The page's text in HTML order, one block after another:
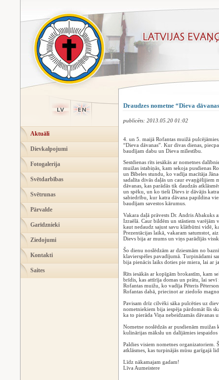
Aktuāli
Dievkalpojumi
Fotogalerija
Svētdarbības
Svētrunas
Pārvalde
Garīdznieki
Ziedojumi
Kontakti
Saites
Draudzes nometne “Dieva
publicēts: 2013.05.20 01:02
4. un 5. maijā Rofantas muižā
“Dieva dāvanas”. Kur divas dienas,
baudījam dabu un Dieva mīlestību.
Sestdienas rīts iesākās ar nometnes
muižas istabiņās, kam sekoja pusdienas
un Bībeles stundu, ko vadīja macītāja
sadalīta divās daļās un caur evaņģēlijiem
dāvanas, kas parādās tik daudzās
un spēku, un ko tieši Dievs ir dāvājis
sabiedrību, kur katra dāvana papildina
baudījam savestos kārumus.
Vakara daļā prāvests Dr. Andris Abakuks
Izraēlā. Caur bildēm un stāstiem varējām
kaut nedaudz sajust savu klātbūtni vidē,
Prezentācijas laikā, vakaram satumstot,
Dievs bija ar mums un viņs parādījās
Šo dienu noslēdzām ar dziesmām no
klavierspēles pavadījumā. Turpinādami
bija pienācis laiks doties pie miera, lai ar
Rīts iesākās ar kopīgām brokastīm, kam
brīdis, kas attīrīja domas un prātu, lai
Rofantas muižu, ko vadīja Pēteris
Rofantas dabā, priecinot ar ziedošo
Pavisam drīz cilvēki sāka pulcēties uz
nometniekiem bija iespēja pārdomāt šīs
ka to pierāda Viņa nebeidzamās dāvanas
Nometne noslēdzās ar pusdienām
kulinārijas mākslu un dalījāmies
Paldies visiem nometnes organizatoriem.
atklāsmes, kas turpinājās mūsu garīgajā
Līdz nākamajam gadam!
Līva Aumeistere